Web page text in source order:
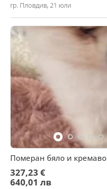
гр. Пловдив, 21 юли
Померан бяло и кремаво
327,23 €
640,01 лв